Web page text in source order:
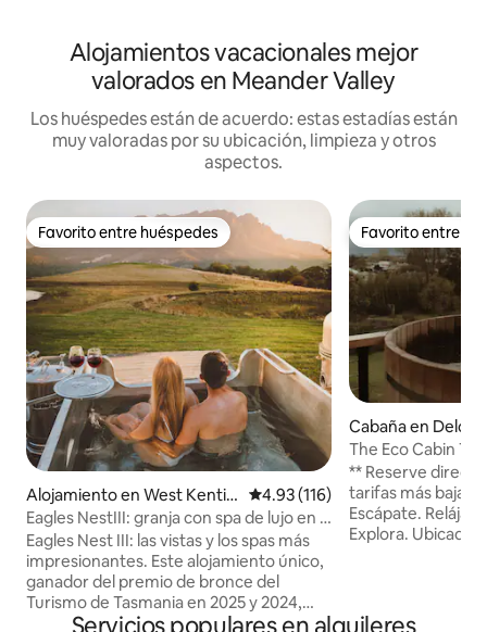
Alojamientos vacacionales mejor
valorados en Meander Valley
Los huéspedes están de acuerdo: estas estadías están
muy valoradas por su ubicación, limpieza y otros
aspectos.
Favorito entre huéspedes
Favorito entre huéspedes
Alojamiento en West Kentis
h
Calificación promedio: 4.93 de
4.93 (116)
Eagles NestIII: granja con spa de lujo en la
montaña
Eagles Nest III: las vistas y los spas más
impresionantes. Este alojamiento único,
ganador del premio de bronce del
Turismo de Tasmania en 2025 y 2024,
está convenientemente ubicado cerca
Favorito entre
Favorito entre
Cabaña en
The Eco Cabin
cedro
** Reserve
tarifas más bajas,
Escápate.
Explora. Ubicada
escapada de lujo